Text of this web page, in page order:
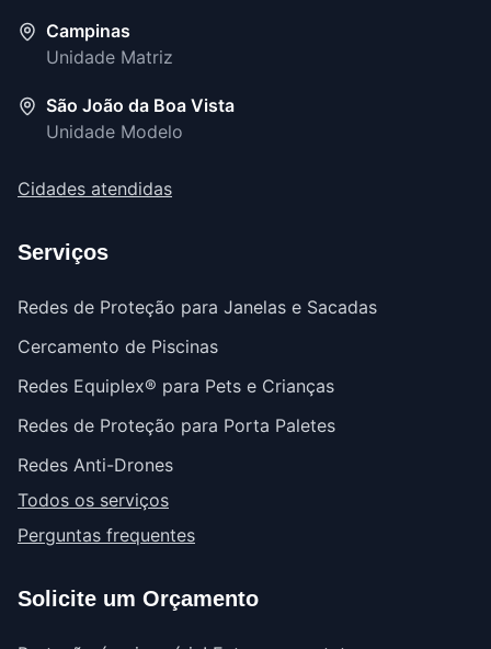
Campinas
Unidade Matriz
São João da Boa Vista
Unidade Modelo
Cidades atendidas
Serviços
Redes de Proteção para Janelas e Sacadas
Cercamento de Piscinas
Redes Equiplex® para Pets e Crianças
Redes de Proteção para Porta Paletes
Redes Anti-Drones
Todos os serviços
Perguntas frequentes
Solicite um Orçamento